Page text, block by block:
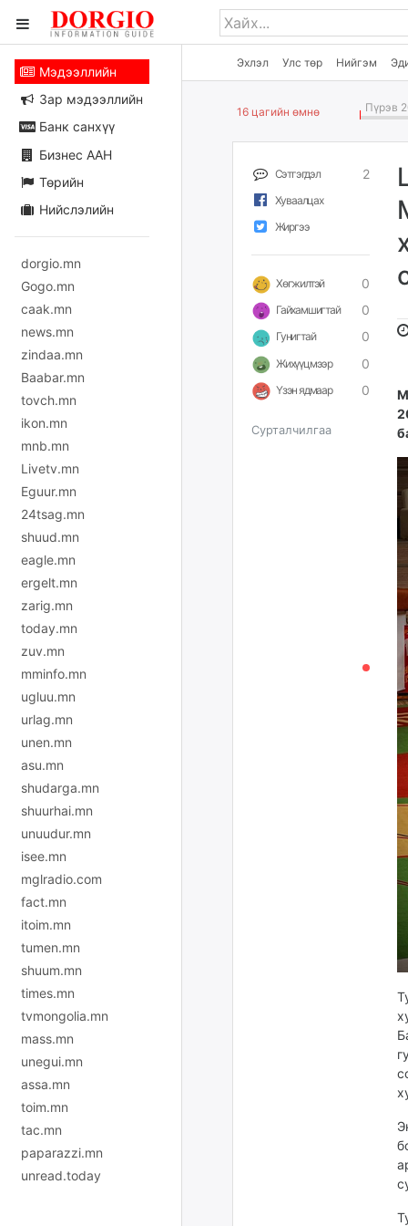
Эхлэл Улс төр Нийгэм
Мэдээллийн
Зар мэдээллийн
Банк санхүү
Бизнес ААН
Төрийн
Нийслэлийн
dorgio.mn
Gogo.mn
caak.mn
news.mn
zindaa.mn
Baabar.mn
tovch.mn
ikon.mn
mnb.mn
Livetv.mn
Eguur.mn
24tsag.mn
shuud.mn
eagle.mn
ergelt.mn
zarig.mn
today.mn
zuv.mn
mminfo.mn
ugluu.mn
urlag.mn
unen.mn
asu.mn
shudarga.mn
shuurhai.mn
unuudur.mn
isee.mn
mglradio.com
fact.mn
itoim.mn
tumen.mn
shuum.mn
times.mn
tvmongolia.mn
mass.mn
unegui.mn
assa.mn
toim.mn
tac.mn
paparazzi.mn
unread.today
16 цагийн өмнө Пүрэв
Сэтгэгдэл 2
Хуваалцах
Жиргээ
Хөгжилтэй 0
Гайхамшигтай 0
Гунигтай 0
Жихүүцмээр 0
Үзэн ядмаар 0
Сурталчилгаа